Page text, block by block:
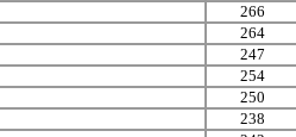
266
264
247
254
250
238